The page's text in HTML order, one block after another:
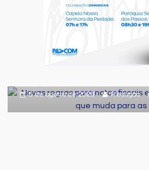
Novas regras para
em vigor; entenda o
6 de agosto de 2026 Redação